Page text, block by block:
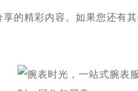
享的精彩内容。如果您还有